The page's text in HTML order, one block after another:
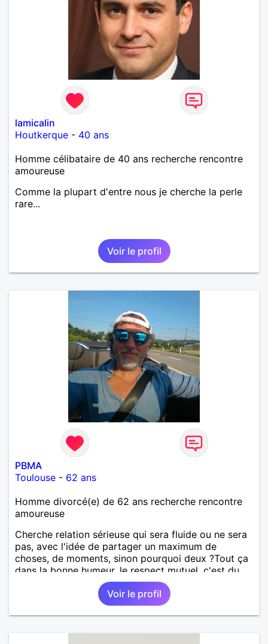
lamicalin
Houtkerque - 40 ans
Homme célibataire de 40 ans recherche rencontre
amoureuse
Comme la plupart d'entre nous je cherche la perle
rare...
Voir le profil
PBMA
Toulouse - 62 ans
Homme divorcé(e) de 62 ans recherche rencontre
amoureuse
Cherche relation sérieuse qui sera fluide ou ne sera
pas, avec l'idée de partager un maximum de
choses, de moments, sinon pourquoi deux ?Tout ça
dans la bonne humeur, le respect mutuel, c'est du
sérieux tout ça, mais sans se prendre au sérieux.
Jeu périlleux pour certains, impossible pour d'autres
, la vie elle même est si sérieuse s'il vous plaît,
personnes cherchant même involontairement les
Voir le profil